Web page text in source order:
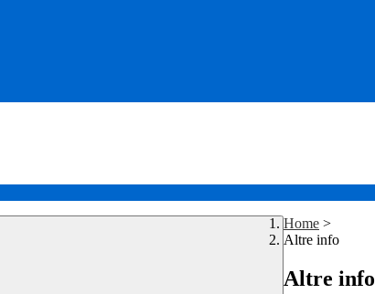
Home >
Altre info
Altre info